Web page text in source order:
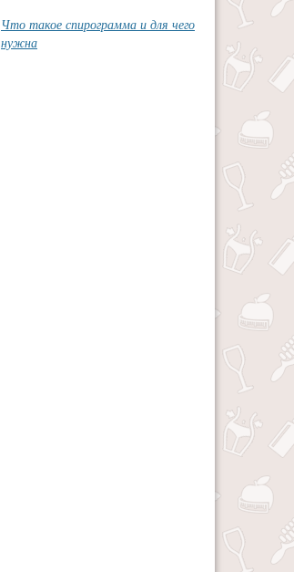
Что такое спирограмма и для чего
нужна